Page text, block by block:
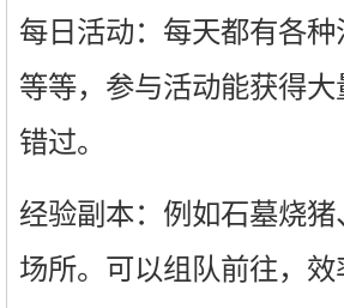
每日活动：每天都有各
等等，参与活动能获得
错过。
经验副本：例如石墓烧
场所。可以组队前往，效